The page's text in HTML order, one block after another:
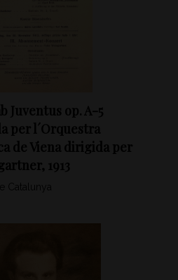
Juventus op. A-5
per l´Orquestra
de Viena dirigida per
1913
Catalunya